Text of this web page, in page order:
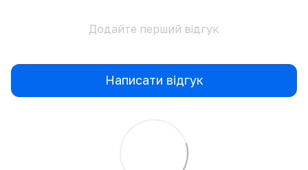
Додайте перший відгук
Написати відгук